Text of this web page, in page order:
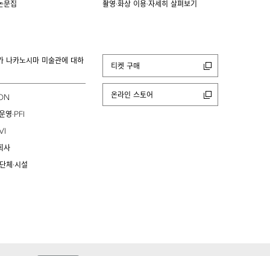
문집
촬영·화상 이용·자세히 살펴보기
나카노시마 미술관에 대하
영·PFI
사
체·시설
티켓 구매
온라인 스토어